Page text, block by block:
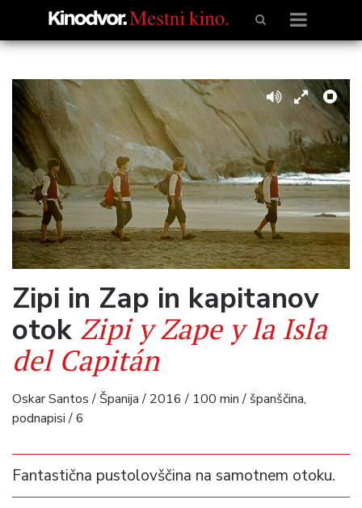
Zipi in Zap in kapitanov
otok Zipi y Zape y la Isla
del Capitán
Oskar Santos / Španija / 2016 / 100 min / španščina,
podnapisi / 6
Fantastična pustolovščina na samotnem otoku.